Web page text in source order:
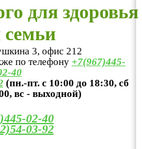
для здоровья
семьи
3, офис 212
по телефону +7(967)445-
40
(пн.-пт. с 10:00 до 18:30, сб
вс - выходной)
02-40
03-92